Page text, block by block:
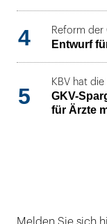
4 Reform der
Entwurf
5
KBV hat
GKV-
für Ärzte
Melden Sie sich